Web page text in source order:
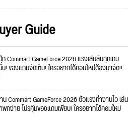
Guide
Commart GameForce 2026 แรงเล่นลื่นทุกเกม
! ของแถมจัดเต็ม! ใครอยากได้คอมใหม่ต้องมาจัด!!
Commart GameForce 2026 ตัวแรงทำงานไว เล่น
พกง่าย โปรคุ้มของแถมเพียบ! ใครอยากได้คอมใหม่